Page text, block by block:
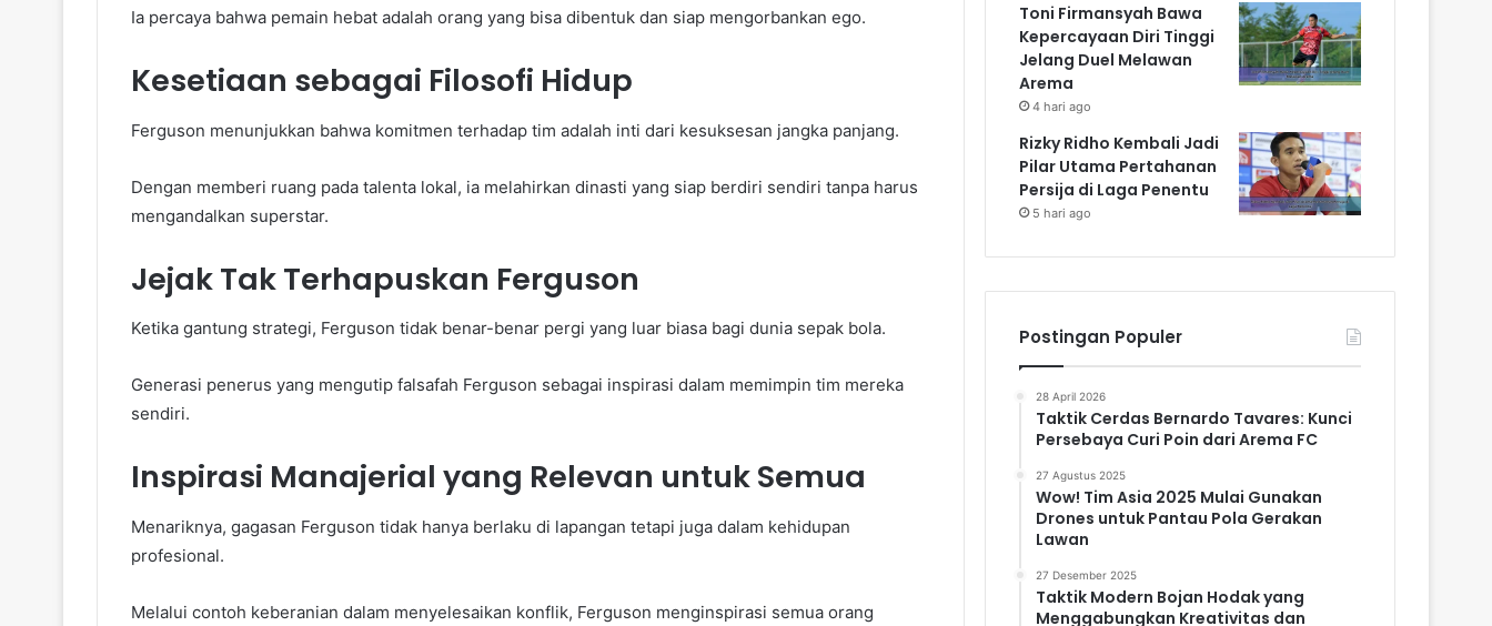
Ia percaya bahwa pemain hebat adalah orang yang bisa dibentuk dan siap mengorbankan ego.
Kesetiaan sebagai Filosofi Hidup
Ferguson menunjukkan bahwa komitmen terhadap tim adalah inti dari kesuksesan jangka panjang.
Dengan memberi ruang pada talenta lokal, ia melahirkan dinasti yang siap berdiri sendiri tanpa harus
mengandalkan superstar.
Jejak Tak Terhapuskan Ferguson
Ketika gantung strategi, Ferguson tidak benar-benar pergi yang luar biasa bagi dunia sepak bola.
Generasi penerus yang mengutip falsafah Ferguson sebagai inspirasi dalam memimpin tim mereka
sendiri.
Inspirasi Manajerial yang Relevan untuk Semua
Menariknya, gagasan Ferguson tidak hanya berlaku di lapangan tetapi juga dalam kehidupan
profesional.
Melalui contoh keberanian dalam menyelesaikan konflik, Ferguson menginspirasi semua orang
Toni Firmansyah Bawa
Kepercayaan Diri Tinggi
Jelang Duel Melawan
Arema
4 hari ago
Rizky Ridho Kembali Jadi
Pilar Utama Pertahanan
Persija di Laga Penentu
5 hari ago
Postingan Populer
28 April 2026
Taktik Cerdas Bernardo Tavares: Kunci
Persebaya Curi Poin dari Arema FC
27 Agustus 2025
Wow! Tim Asia 2025 Mulai Gunakan
Drones untuk Pantau Pola Gerakan
Lawan
27 Desember 2025
Taktik Modern Bojan Hodak yang
Menggabungkan Kreativitas dan